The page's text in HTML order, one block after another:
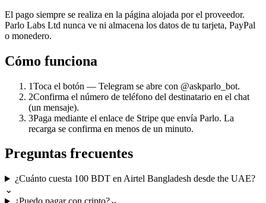
El pago siempre se realiza en la página alojada por el proveedor.
Parlo Labs Ltd nunca ve ni almacena los datos de tu tarjeta, PayPal
o monedero.
Cómo funciona
1Toca el botón — Telegram se abre con @askparlo_bot.
2Confirma el número de teléfono del destinatario en el chat
(un mensaje).
3Paga mediante el enlace de Stripe que envía Parlo. La
recarga se confirma en menos de un minuto.
Preguntas frecuentes
¿Cuánto cuesta 100 BDT en Airtel Bangladesh desde the UAE?
⌄